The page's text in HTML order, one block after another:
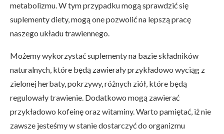
metabolizmu. W tym przypadku mogą sprawdzić się
suplementy diety, mogą one pozwolić na lepszą pracę
naszego układu trawiennego.
Możemy wykorzystać suplementy na bazie składników
naturalnych, które będą zawierały przykładowo wyciąg z
zielonej herbaty, pokrzywy, różnych ziół, które będą
regulowały trawienie. Dodatkowo mogą zawierać
przykładowo kofeinę oraz witaminy. Warto pamiętać, iż nie
zawsze jesteśmy w stanie dostarczyć do organizmu